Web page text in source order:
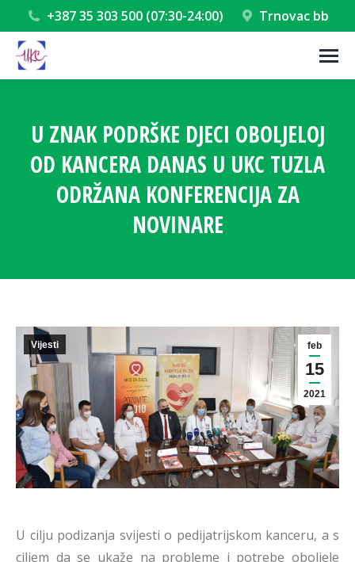
+387 35 303 500 (07:30-24:00) Trnovac bb
U ZNAK PODRŠKE DJECI OBOLJELOJ
OD KANCERA DANAS U UKC TUZLA
ODRŽANA KONFERENCIJA ZA
NOVINARE
feb
15
2021
Vijesti
U cilju podizanja svijesti o pedijatrijskom kanceru, a s
ciljem da se ukaže na probleme i potrebe oboljele